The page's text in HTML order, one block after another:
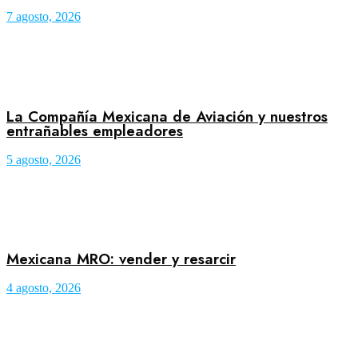
7 agosto, 2026
La Compañía Mexicana de Aviación y nuestros
entrañables empleadores
5 agosto, 2026
Mexicana MRO: vender y resarcir
4 agosto, 2026